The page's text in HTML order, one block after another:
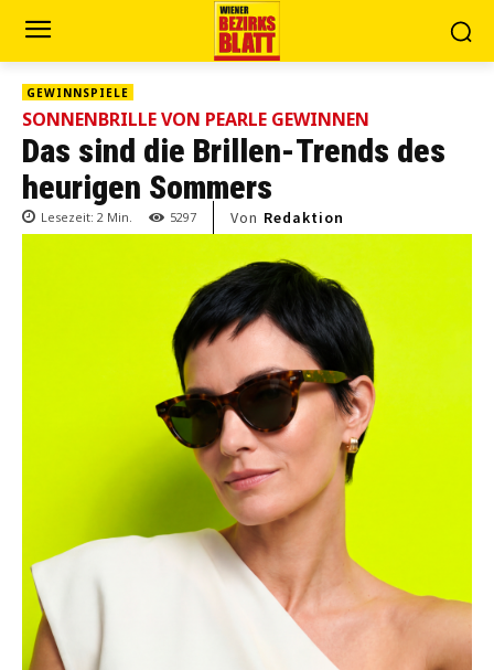
GEWINNSPIELE
SONNENBRILLE VON PEARLE GEWINNEN
Das sind die Brillen-Trends des
heurigen Sommers
Lesezeit: 2 Min. 5297 Von Redaktion